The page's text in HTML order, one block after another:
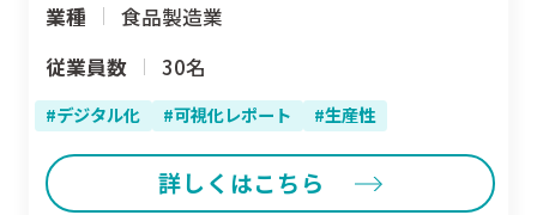
業種
食品製造業
従業員数
30名
デジタル化 可視化レポート 生産性
詳しくはこちら